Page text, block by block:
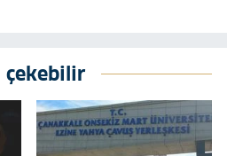
çekebilir